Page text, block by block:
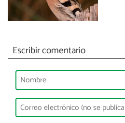
Escribir comentario